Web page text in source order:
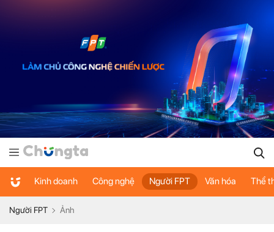
Kinh doanh Công nghệ Người FPT Văn hóa Thể
Người FPT Ảnh